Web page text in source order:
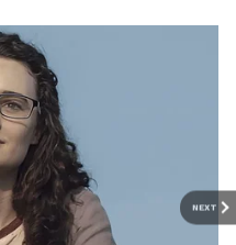
NEXT
ஜனநாயகன்
தயாரிப்பாளருக்கு
முக்கிய அரசு பதவி!
விஜய் முடிவின்
பின்னணி இதுதான்!
பரபரப்பு தகவல்!